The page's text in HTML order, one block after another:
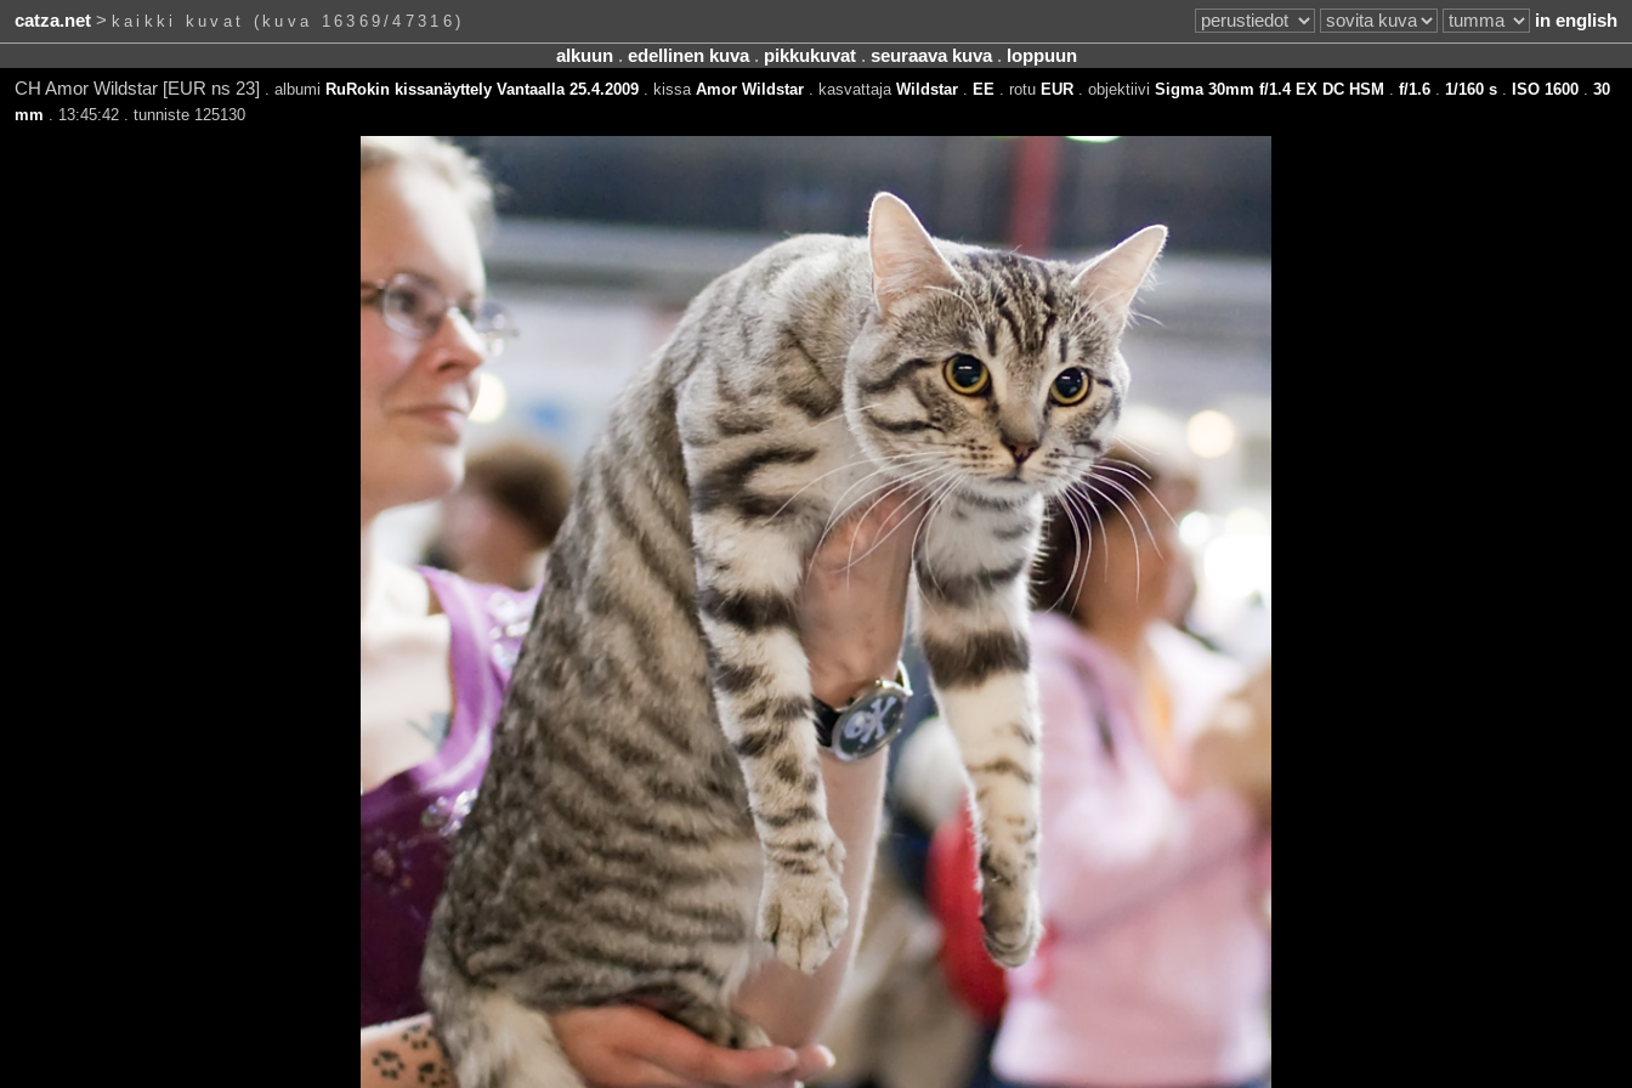
catza.net> kaikki kuvat (kuva 16369/47316)
in english
alkuun. edellinen kuva. pikkukuvat. seuraava kuva. loppuun
CH Amor Wildstar [EUR ns 23]
. albumi RuRokin kissanäyttely Vantaalla 25.4.2009. kissa Amor Wildstar. kasvattaja Wildstar. EE . rotu EUR. objektiivi Sigma 30mm f/1.4 EX DC HSM f/1.6. 1/160 s. ISO 1600. 30
mm . 13:45:42 . tunniste 125130